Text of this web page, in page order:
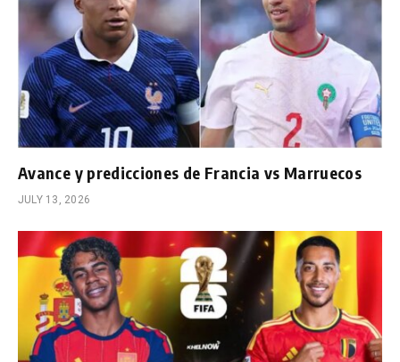
Avance y predicciones de Francia vs Marruecos
JULY 13, 2026